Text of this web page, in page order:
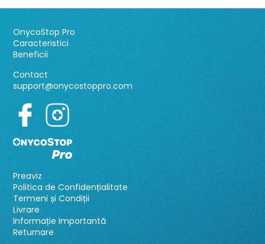
OnycoStop Pro
Caracteristici
Beneficii
Contact
support@onycostoppro.com
Preaviz
Politica de Confidențialitate
Termeni și Condiții
Livrare
Informație Importantă
Returnare